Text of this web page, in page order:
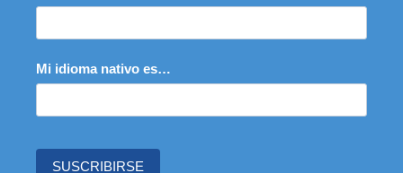
Mi idioma nativo es…
SUSCRIBIRSE